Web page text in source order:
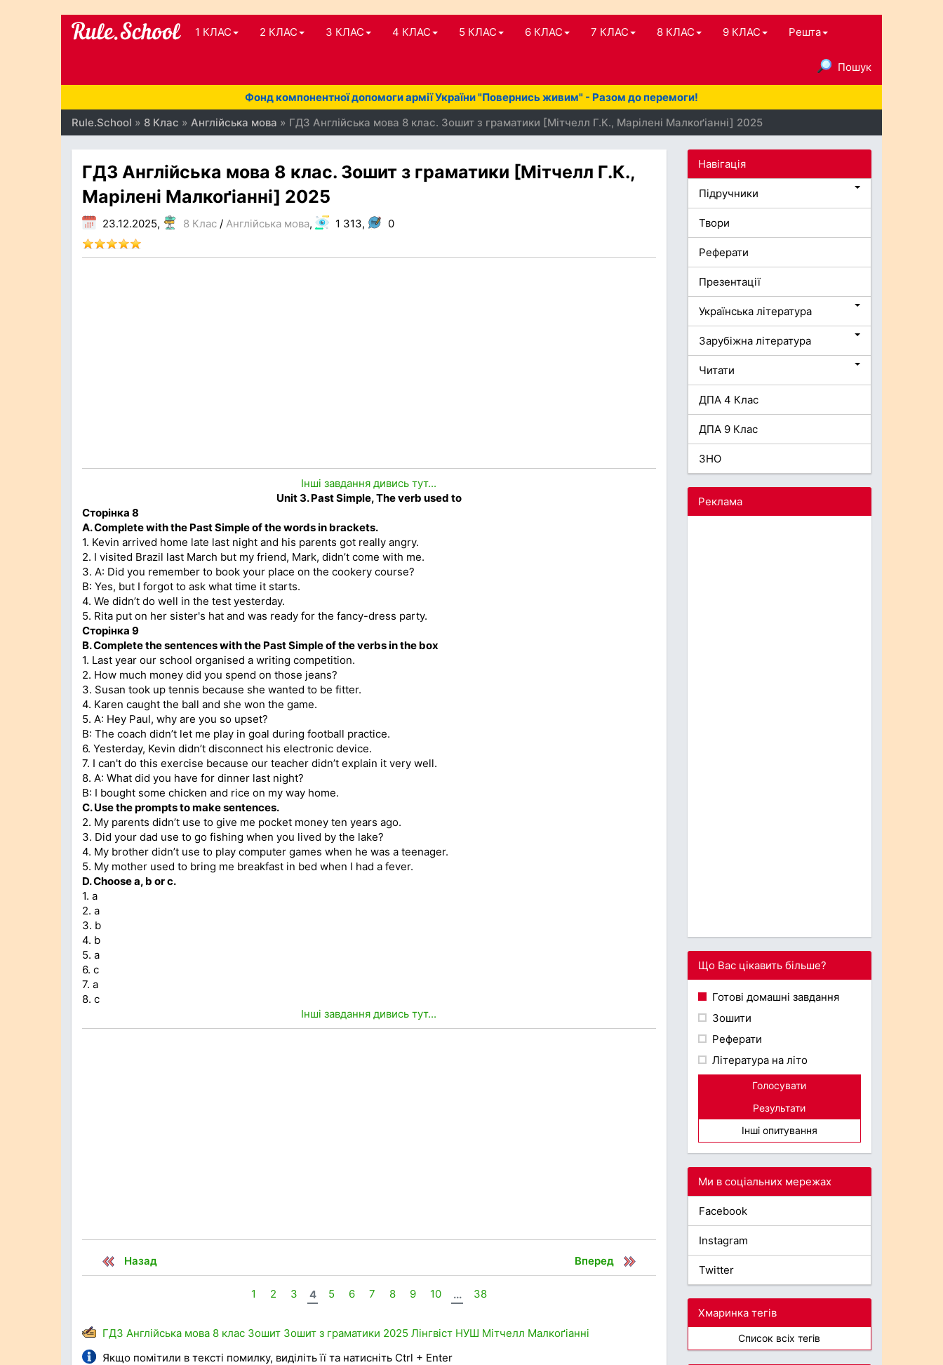
1 КЛАС 2 КЛАС 3 КЛАС 4 КЛАС 5 КЛАС 6 КЛАС 7 КЛАС 8 КЛАС 9 КЛАС Решта
Пошук
Фонд компонентної допомоги армії України "Повернись живим" - Разом до перемоги!
Rule.School » 8 Клас » Англійська мова » ГДЗ Англійська мова 8 клас. Зошит з граматики [Мітчелл Г.К., Марілені Малкоґіанні] 2025
ГДЗ Англійська мова 8 клас. Зошит з граматики [Мітчелл Г.К.,
Марілені Малкоґіанні] 2025
23.12.2025, 8 Клас / Англійська мова, 1 313, 0
Інші завдання дивись тут...
Unit 3. Past Simple, The verb used to
Сторінка 8
A. Complete with the Past Simple of the words in brackets.
1. Kevin arrived home late last night and his parents got really angry.
2. I visited Brazil last March but my friend, Mark, didn’t come with me.
3. A: Did you remember to book your place on the cookery course?
B: Yes, but I forgot to ask what time it starts.
4. We didn’t do well in the test yesterday.
5. Rita put on her sister's hat and was ready for the fancy-dress party.
Сторінка 9
В. Complete the sentences with the Past Simple of the verbs in the box
1. Last year our school organised a writing competition.
2. How much money did you spend on those jeans?
3. Susan took up tennis because she wanted to be fitter.
4. Karen caught the ball and she won the game.
5. A: Hey Paul, why are you so upset?
B: The coach didn’t let me play in goal during football practice.
6. Yesterday, Kevin didn’t disconnect his electronic device.
7. I can't do this exercise because our teacher didn’t explain it very well.
8. A: What did you have for dinner last night?
В: I bought some chicken and rice on my way home.
C. Use the prompts to make sentences.
2. My parents didn’t use to give me pocket money ten years ago.
3. Did your dad use to go fishing when you lived by the lake?
4. My brother didn’t use to play computer games when he was a teenager.
5. My mother used to bring me breakfast in bed when I had a fever.
D. Choose a, b or c.
1. a
2. a
3. b
4. b
5. a
6. c
7. a
8. c
Інші завдання дивись тут...
Назад Вперед
1 2 3 4 5 6 7 8 9 10 ... 38
ГДЗ Англійська мова 8 клас Зошит Зошит з граматики 2025 Лінгвіст НУШ Мітчелл Малкоґіанні
Якщо помітили в тексті помилку, виділіть її та натисніть Ctrl + Enter
Навігація
Підручники
Твори
Реферати
Презентації
Українська література
Зарубіжна література
Читати
ДПА 4 Клас
ДПА 9 Клас
ЗНО
Реклама
Що Вас цікавить більше?
Готові домашні завдання
Зошити
Реферати
Література на літо
Голосувати
Результати
Інші опитування
Ми в соціальних мережах
Facebook
Instagram
Twitter
Хмаринка тегів
Список всіх тегів